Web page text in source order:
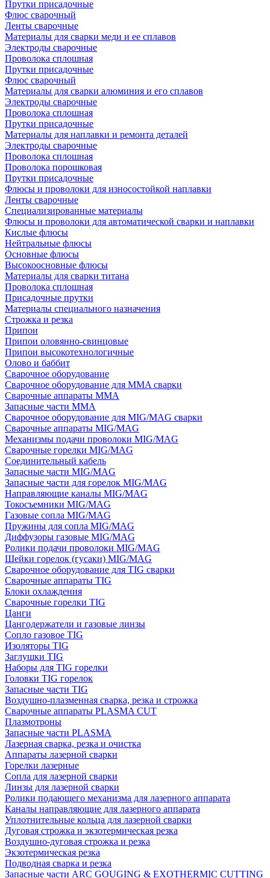
Прутки присадочные
Флюс сварочный
Ленты сварочные
Материалы для сварки меди и ее сплавов
Электроды сварочные
Проволока сплошная
Прутки присадочные
Флюс сварочный
Материалы для сварки алюминия и его сплавов
Электроды сварочные
Проволока сплошная
Прутки присадочные
Материалы для наплавки и ремонта деталей
Электроды сварочные
Проволока сплошная
Проволока порошковая
Прутки присадочные
Флюсы и проволоки для износостойкой наплавки
Ленты сварочные
Специализированные материалы
Флюсы и проволоки для автоматической сварки и наплавки
Кислые флюсы
Нейтральные флюсы
Основные флюсы
Высокоосновные флюсы
Материалы для сварки титана
Проволока сплошная
Присадочные прутки
Материалы специального назначения
Строжка и резка
Припои
Припои оловянно-свинцовые
Припои высокотехнологичные
Олово и баббит
Сварочное оборудование
Сварочное оборудование для MMA сварки
Сварочные аппараты MMA
Запасные части MMA
Сварочное оборудование для MIG/MAG сварки
Сварочные аппараты MIG/MAG
Механизмы подачи проволоки MIG/MAG
Сварочные горелки MIG/MAG
Соединительный кабель
Запасные части MIG/MAG
Запасные части для горелок MIG/MAG
Направляющие каналы MIG/MAG
Токосъемники MIG/MAG
Газовые сопла MIG/MAG
Пружины для сопла MIG/MAG
Диффузоры газовые MIG/MAG
Ролики подачи проволоки MIG/MAG
Шейки горелок (гусаки) MIG/MAG
Сварочное оборудование для TIG сварки
Сварочные аппараты TIG
Блоки охлаждения
Сварочные горелки TIG
Цанги
Цангодержатели и газовые линзы
Сопло газовое TIG
Изоляторы TIG
Заглушки TIG
Наборы для TIG горелки
Головки TIG горелок
Запасные части TIG
Воздушно-плазменная сварка, резка и строжка
Сварочные аппараты PLASMA CUT
Плазмотроны
Запасные части PLASMA
Лазерная сварка, резка и очистка
Аппараты лазерной сварки
Горелки лазерные
Сопла для лазерной сварки
Линзы для лазерной сварки
Ролики подающего механизма для лазерного аппарата
Каналы направляющие для лазерного аппарата
Уплотнительные кольца для лазерной сварки
Дуговая строжка и экзотермическая резка
Воздушно-дуговая строжка и резка
Экзотермическая резка
Подводная сварка и резка
Запасные части ARC GOUGING & EXOTHERMIC CUTTING